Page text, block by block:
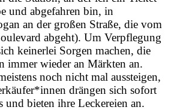
und abgefahren bin, in
an der großen Straße, die vom
abgeht). Um Verpflegung
keinerlei Sorgen machen, die
immer wieder an Märkten an.
noch nicht mal aussteigen,
drängen sich sofort
und bieten ihre Leckereien an.